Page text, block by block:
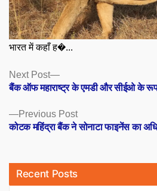
भारत में कहाँ ह�...
Posts
navigation
Previous PostPrevious
post:
कोटक महिंद्रा बैंक ने सोनाटा फाइनेंस का
Next Post
Next
post:
बैंक ऑफ महाराष्ट्र के एमडी और सीईओ के रूप
Recent Posts